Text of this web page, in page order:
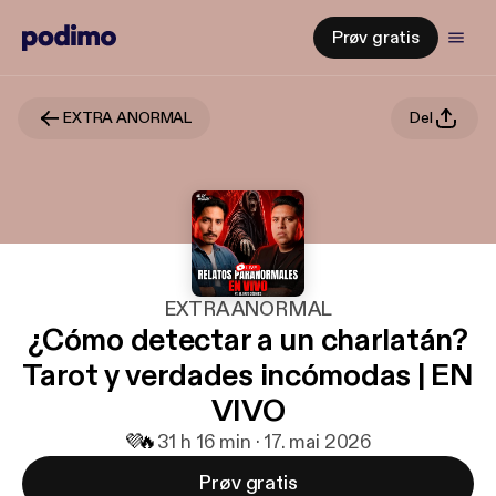
Prøv gratis
EXTRA ANORMAL Del
EXTRA ANORMAL
¿Cómo detectar a un charlatán?
Tarot y verdades incómodas | EN
VIVO
💜🔥31 h 16 min · 17. mai 2026
Prøv gratis